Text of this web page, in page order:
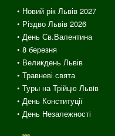
• Новий рік Львів 2027
• Різдво Львів 2026
• День Св.Валентина
• 8 березня
• Великдень Львів
• Травневі свята
• Туры на Трійцю Львiв
• День Конституції
• День Незалежності